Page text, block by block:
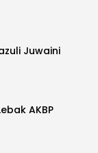
Juwaini
AKBP